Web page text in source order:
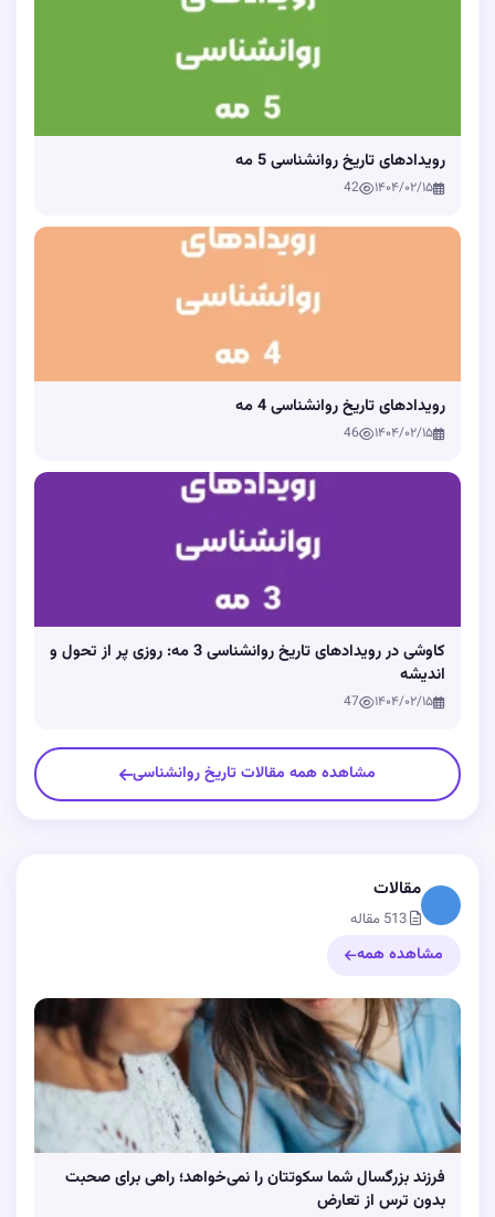
رویدادهای تاریخ روانشناسی 5 مه
۱۴۰۴/۰۲/۱۵ 42
رویدادهای تاریخ روانشناسی 4 مه
۱۴۰۴/۰۲/۱۵ 46
کاوشی در رویدادهای تاریخ روانشناسی 3 مه: روزی پر از تحول و
اندیشه
۱۴۰۴/۰۲/۱۵ 47
مشاهده همه مقالات تاریخ روانشناسی
مقالات
مشاهده همه
فرزند بزرگسال شما سکوتتان را نمی‌خواهد؛ راهی برای صحبت
بدون ترس از تعارض